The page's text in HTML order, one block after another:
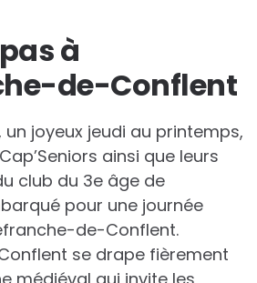
à
de-Conflent
un joyeux jeudi au printemps,
ainsi que leurs
club du 3e âge de
pour une journée
de-Conflent.
se drape fièrement